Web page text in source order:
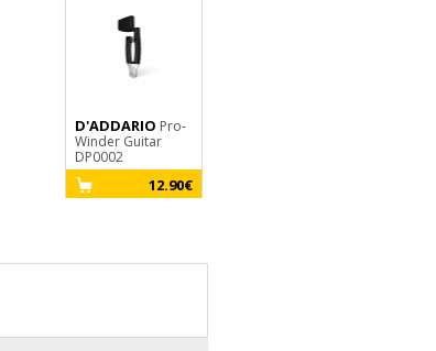
D'ADDARIO Pro-
Winder Guitar
DP0002
12.90€